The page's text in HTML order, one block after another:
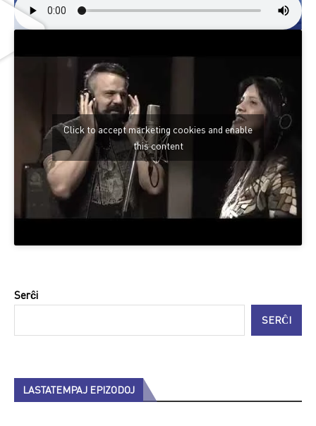
Serĉi
SERĈI
LASTATEMPAJ EPIZODOJ
Click to accept marketing cookies and enable
this content